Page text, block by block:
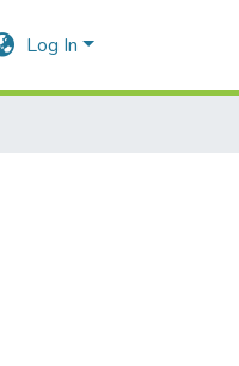
Log In